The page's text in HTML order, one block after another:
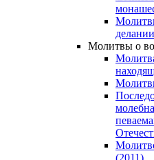
делании
Молитвы о
(2011)